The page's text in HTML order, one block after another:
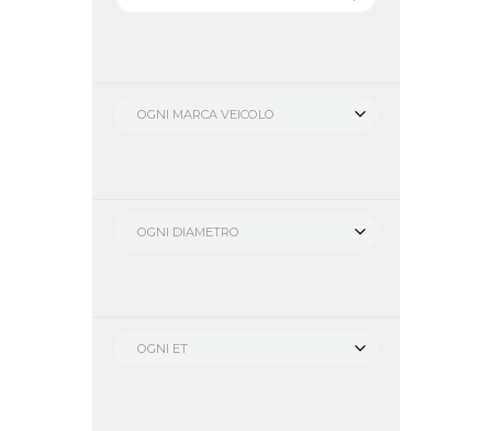
OGNI MARCA VEICOLO
OGNI DIAMETRO
OGNI ET